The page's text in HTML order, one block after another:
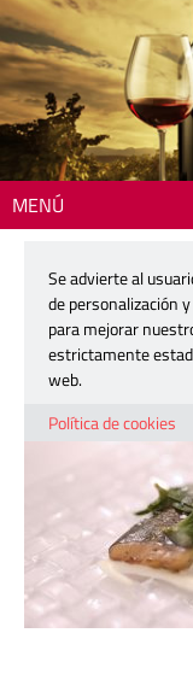
MENÚ
5b-
17 noviembre, 2017
Se advierte al
de personalización
para mejorar
estrictamente
web.
Política de cookies